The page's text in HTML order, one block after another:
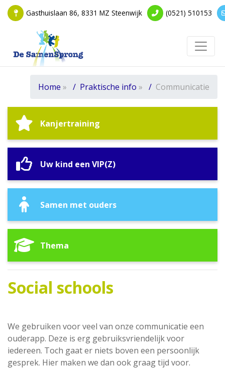
Gasthuislaan 86, 8331 MZ Steenwijk (0521) 510153
Home » Praktische info » Communicatie
Kanjertraining
Uw kind een VIP(Z)
Samen met ouders
Thema
Social schools
We gebruiken voor veel van onze communicatie een
ouderapp. Deze is erg gebruiksvriendelijk voor
iedereen. Toch gaat er niets boven een persoonlijk
gesprek. Hier maken we dan ook graag tijd voor.